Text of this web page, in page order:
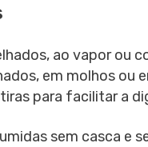
ao vapor ou
em molhos ou
para facilitar a
sem casca e